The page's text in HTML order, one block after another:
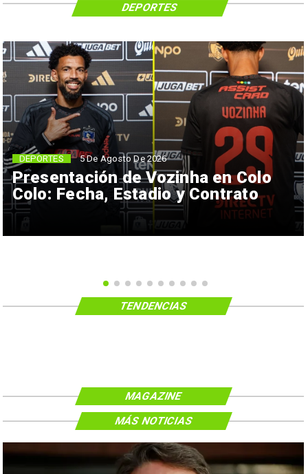
Presentación de Vozinha en Colo
Colo: Fecha, Estadio y Contrato
DEPORTES 5 De Agosto De 2026
DEPORTES
TENDENCIAS
MAGAZINE
MÁS NOTICIAS